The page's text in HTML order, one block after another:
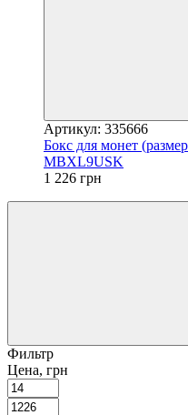
Артикул: 335666
Бокс для монет
MBXL9USK
1 226 грн
Фильтр
Цена, грн